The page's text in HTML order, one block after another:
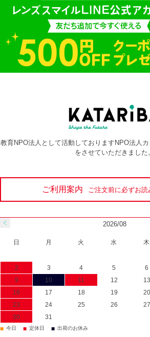
教育NPO法人として活動しておりますNPO法人
をさせていただきました
ご利用案内 ご注文前に必ずお読
2026/08
日 月 火 水 木
2
3 4 5 6
9
10 11 12 13
16
17 18 19 20
23
24 25 26 27
30
31
■ 今日 ■ 定休日 ■ 出荷のお休み